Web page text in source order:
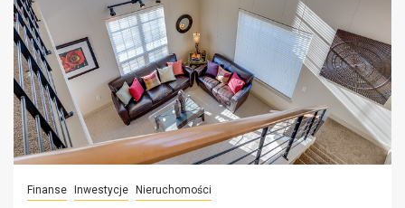
Finanse Inwestycje Nieruchomości